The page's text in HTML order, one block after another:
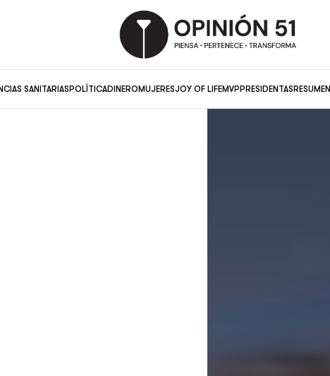
SANITARIASPOLÍTICADINEROMUJERESJOY OF LIFEMVPPRESIDENTAS